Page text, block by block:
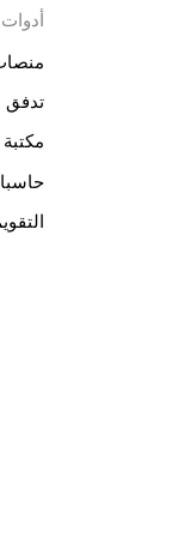
تدفق
مكتبة EA